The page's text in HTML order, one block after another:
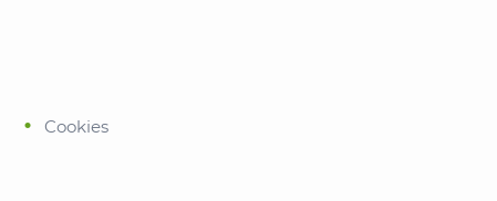
Cookies